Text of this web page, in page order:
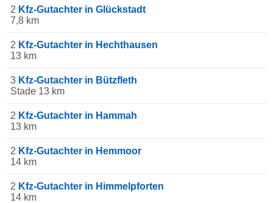
2 Kfz-Gutachter in Glückstadt
7,8 km
2 Kfz-Gutachter in Hechthausen
13 km
3 Kfz-Gutachter in Bützfleth
Stade 13 km
2 Kfz-Gutachter in Hammah
13 km
2 Kfz-Gutachter in Hemmoor
14 km
2 Kfz-Gutachter in Himmelpforten
14 km